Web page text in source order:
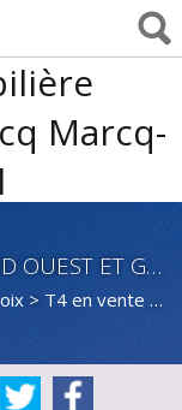
🌿 T3 DE 81 M² AVEC BALCON SUD OUEST ET GARAGE – CROIX PARC BARBIEUX
> T4 en vente Croix